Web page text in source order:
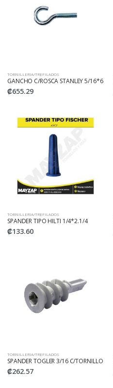
TORNILLERIA/TREFILADOS
GANCHO C/ROSCA STANLEY 5/16*6
₡655.29
TORNILLERIA/TREFILADOS
SPANDER TIPO HILTI 1/4*2.1/4
₡133.60
TORNILLERIA/TREFILADOS
SPANDER TOGLER 3/16 C/TORNILLO
₡262.57